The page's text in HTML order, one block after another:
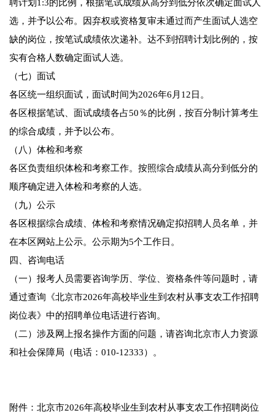
聘计划1:3的比例，根据笔试成绩从高分到低分依次确定面试人
选，并予以公布。因弃权或资格复审未通过而产生面试人选空
缺的岗位，按笔试成绩依次递补。达不到招聘计划比例的，按
实有合格人数确定面试人选。
（七）面试
各区统一组织面试，面试时间为2026年6月12日。
各区根据笔试、面试成绩各占50％的比例，按百分制计算考生
的综合成绩，并予以公布。
（八）体检和考察
各区负责组织体检和考察工作。按照综合成绩从高分到低分的
顺序确定进入体检和考察的人选。
（九）公示
各区根据综合成绩、体检和考察情况确定拟招聘人员名单，并
在本区网站上公示。公示期为5个工作日。
四、咨询电话
（一）报考人员需要咨询学历、学位、资格条件等问题时，请
通过查询《北京市2026年高校毕业生到农村从事支农工作招聘
岗位表》中的招聘单位电话进行咨询。
（二）涉及网上报名操作方面的问题，请咨询北京市人力资源
和社会保障局（电话：010-12333）。
附件：北京市2026年高校毕业生到农村从事支农工作招聘岗位